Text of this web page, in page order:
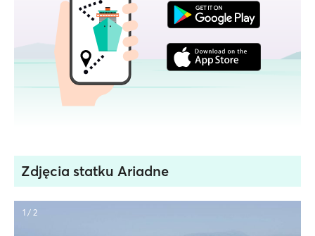
Zdjęcia statku Ariadne
1 / 2